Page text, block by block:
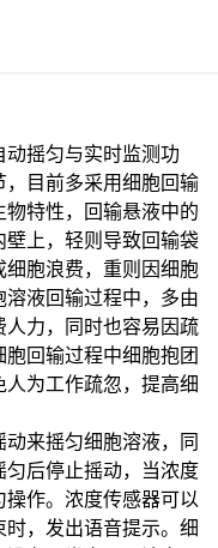
摇匀与实时监测功
目前多采用细胞回输
特性，回输悬液中的
上，轻则导致回输袋
胞浪费，重则因细胞
液回输过程中，多由
力，同时也容易因疏
回输过程中细胞抱团
为工作疏忽，提高细
来摇匀细胞溶液，同
后停止摇动，当浓度
作。浓度传感器可以
，发出语音提示。细